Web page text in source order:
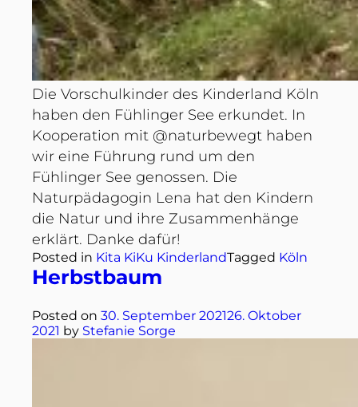
Die Vorschulkinder des Kinderland Köln
haben den Fühlinger See erkundet. In
Kooperation mit @naturbewegt haben
wir eine Führung rund um den
Fühlinger See genossen. Die
Naturpädagogin Lena hat den Kindern
die Natur und ihre Zusammenhänge
erklärt. Danke dafür!
Posted in Kita KiKu KinderlandTagged Köln
Herbstbaum
Posted on 30. September 202126. Oktober
2021 by Stefanie Sorge